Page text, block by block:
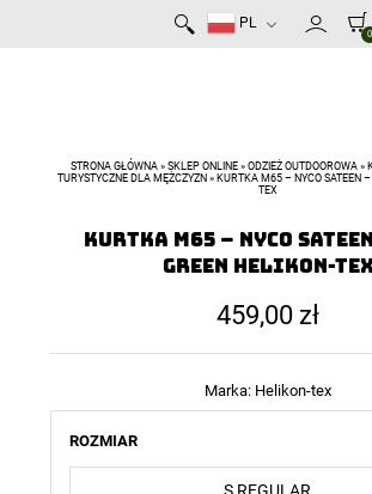
PL
0
STRONA GŁÓWNA » SKLEP ONLINE » ODZIEŻ OUTDOOROWA »
TURYSTYCZNE DLA MĘŻCZYZN » KURTKA M65 – NYCO SATEEN –
TEX
Kurtka M65 – NyCo
Green Helikon-Tex
459,00 zł
Marka: Helikon-tex
ROZMIAR